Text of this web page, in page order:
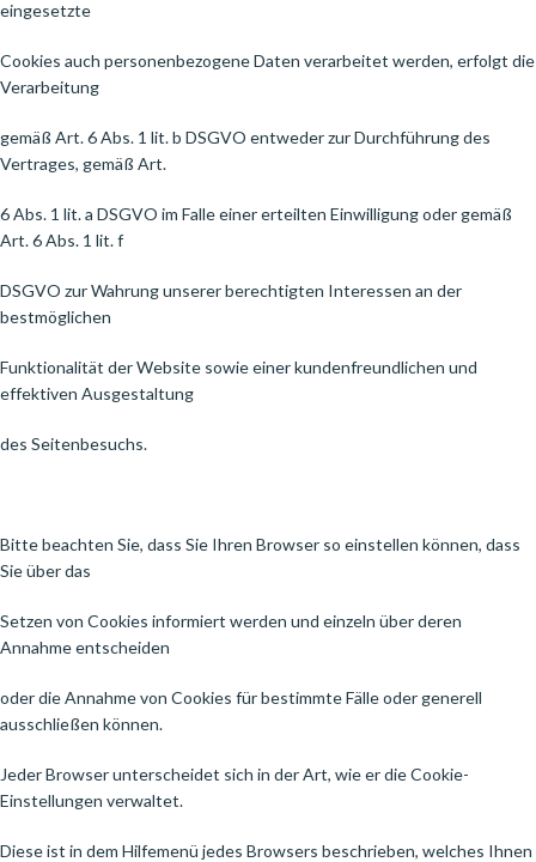
eingesetzte
Cookies auch personenbezogene Daten verarbeitet werden, erfolgt die
Verarbeitung
gemäß Art. 6 Abs. 1 lit. b DSGVO entweder zur Durchführung des
Vertrages, gemäß Art.
6 Abs. 1 lit. a DSGVO im Falle einer erteilten Einwilligung oder gemäß
Art. 6 Abs. 1 lit. f
DSGVO zur Wahrung unserer berechtigten Interessen an der
bestmöglichen
Funktionalität der Website sowie einer kundenfreundlichen und
effektiven Ausgestaltung
des Seitenbesuchs.
Bitte beachten Sie, dass Sie Ihren Browser so einstellen können, dass
Sie über das
Setzen von Cookies informiert werden und einzeln über deren
Annahme entscheiden
oder die Annahme von Cookies für bestimmte Fälle oder generell
ausschließen können.
Jeder Browser unterscheidet sich in der Art, wie er die Cookie-
Einstellungen verwaltet.
Diese ist in dem Hilfemenü jedes Browsers beschrieben, welches Ihnen